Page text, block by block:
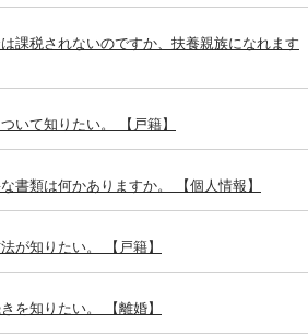
課税されないのですか、扶養親族になれます
いて知りたい。 【戸籍】
書類は何かありますか。 【個人情報】
が知りたい。 【戸籍】
を知りたい。 【離婚】